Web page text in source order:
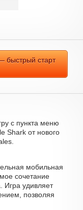
быстрый старт
с пункта меню
Shark от нового
мобильная
сочетание
Игра удивляет
позволяя